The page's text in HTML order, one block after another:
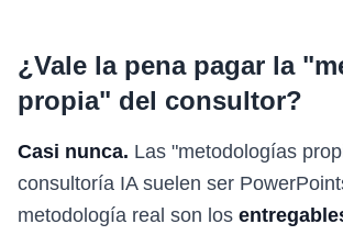
¿Vale la pena pagar la
propia" del consultor?
Casi nunca. Las "metodologías
consultoría IA suelen ser
metodología real son los